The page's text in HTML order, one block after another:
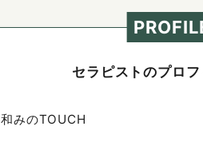
セラピストのプロ
和みのTOUCH